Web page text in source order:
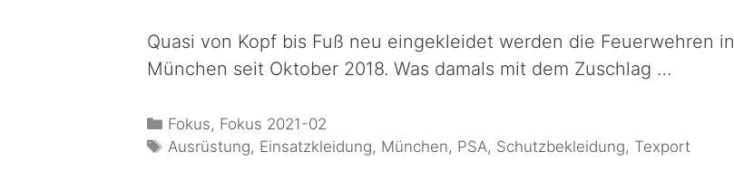
Quasi von Kopf bis Fuß neu eingekleidet werden die Feuerwehren in
München seit Oktober 2018. Was damals mit dem Zuschlag …
Fokus, Fokus 2021-02
Ausrüstung, Einsatzkleidung, München, PSA, Schutzbekleidung, Texport